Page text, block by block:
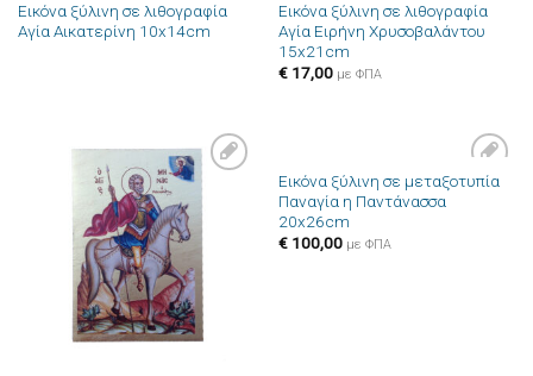
Εικόνα ξύλινη σε λιθογραφία
Αγία Αικατερίνη 10x14cm
Εικόνα ξύλινη σε λιθογραφία
Αγία Ειρήνη Χρυσοβαλάντου
15x21cm
€17,00 με ΦΠΑ
Πρόσθήκη
στην λίστα
επιθυμιών
Πρόσθήκη
στην λίστα
Εικόνα ξύλινη σε μεταξοτυπία
Παναγία η Παντάνασσα
20x26cm
€100,00 με ΦΠΑ